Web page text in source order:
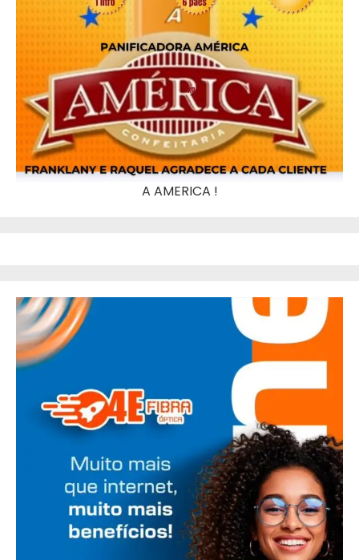
A AMERICA !